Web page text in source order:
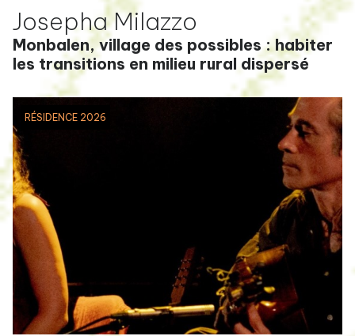
Josepha Milazzo
Monbalen, village des possibles : habiter
les transitions en milieu rural dispersé
RÉSIDENCE 2026